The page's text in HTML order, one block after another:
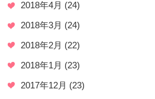
2018年4月 (24)
2018年3月 (24)
2018年2月 (22)
2018年1月 (23)
2017年12月 (23)